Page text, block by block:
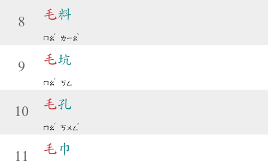
8
毛料
ㄇㄠ
ˊ
ㄌㄧㄠ
ˋ
9
毛坑
ㄇㄠ
ˊ
ㄎㄥ
10
毛孔
ㄇㄠ
ˊ
ㄎㄨㄥ
ˇ
11
毛 巾